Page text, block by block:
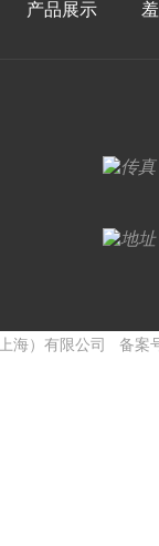
产品展示
）有限公司 备案号